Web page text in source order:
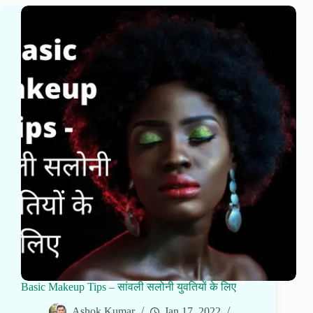
Basic Makeup Tips – सांवली सलोनी युवतियों के लिए